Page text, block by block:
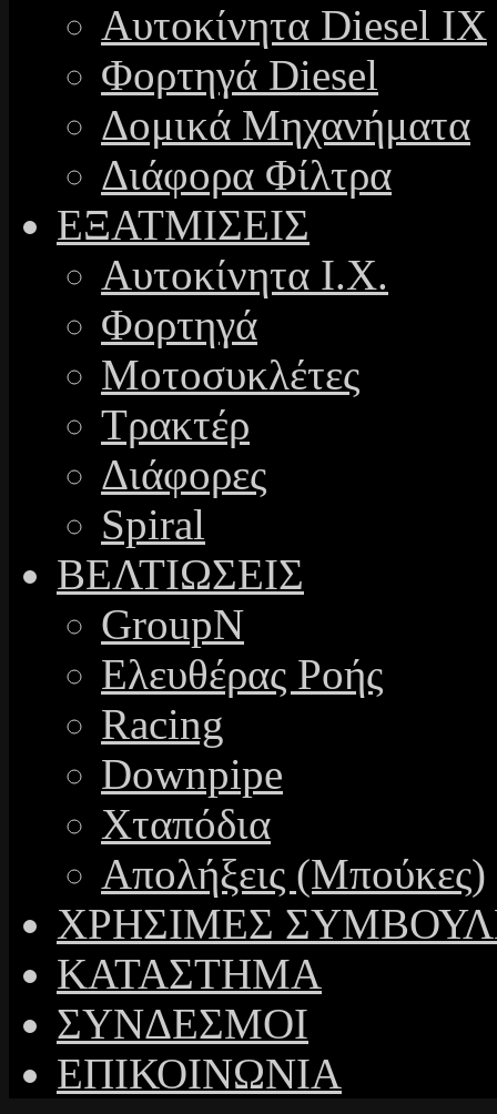
Αυτοκίνητα Diesel ΙΧ
Φορτηγά Diesel
Δομικά Μηχανήματα
Διάφορα Φίλτρα
ΕΞΑΤΜΙΣΕΙΣ
Αυτοκίνητα Ι.Χ.
Φορτηγά
Μοτοσυκλέτες
Τρακτέρ
Διάφορες
Spiral
ΒΕΛΤΙΩΣΕΙΣ
GroupN
Ελευθέρας Ροής
Racing
Downpipe
Χταπόδια
Απολήξεις (Μπούκες)
ΧΡΗΣΙΜΕΣ
ΚΑΤΑΣΤΗΜΑ
ΣΥΝΔΕΣΜΟΙ
ΕΠΙΚΟΙΝΩΝΙΑ